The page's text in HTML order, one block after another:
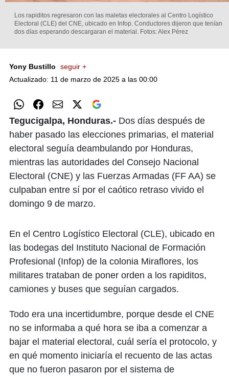
Los rapiditos regresaron con las maletas electorales al Centro Logístico
Electoral (CLE) del CNE, ubicado en Infop. Conductores dijeron que tenían
dos días esperando descargaran el material. Fotos: Alex Pérez
Yony Bustillo
seguir +
Actualizado: 11 de marzo de 2025 a las 00:00
Tegucigalpa, Honduras.- Dos días después de
haber pasado las elecciones primarias, el material
electoral seguía deambulando por Honduras,
mientras las autoridades del Consejo Nacional
Electoral (CNE) y las Fuerzas Armadas (FF AA) se
culpaban entre sí por el caótico retraso vivido el
domingo 9 de marzo.
En el Centro Logístico Electoral (CLE), ubicado en
las bodegas del Instituto Nacional de Formación
Profesional (Infop) de la colonia Miraflores, los
militares trataban de poner orden a los rapiditos,
camiones y buses que seguían cargados.
Todo era una incertidumbre, porque desde el CNE
no se informaba a qué hora se iba a comenzar a
bajar el material electoral, cuál sería el protocolo, y
en qué momento iniciaría el recuento de las actas
que no fueron pasaron por el sistema de